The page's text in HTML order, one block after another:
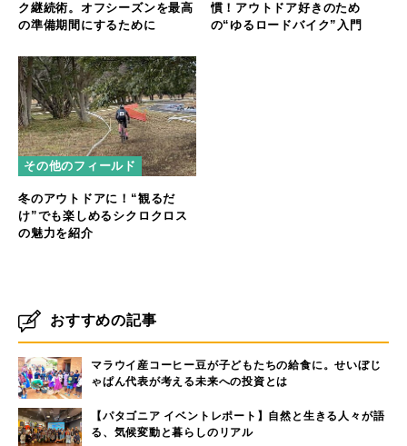
ク継続術。オフシーズンを最高
の準備期間にするために
慣！アウトドア好きのため
の“ゆるロードバイク”入門
その他のフィールド
冬のアウトドアに！“観るだ
け”でも楽しめるシクロクロス
の魅力を紹介
おすすめの記事
マラウイ産コーヒー豆が子どもたちの給食に。せいぼじ
ゃぱん代表が考える未来への投資とは
【パタゴニア イベントレポート】自然と生きる人々が語
る、気候変動と暮らしのリアル